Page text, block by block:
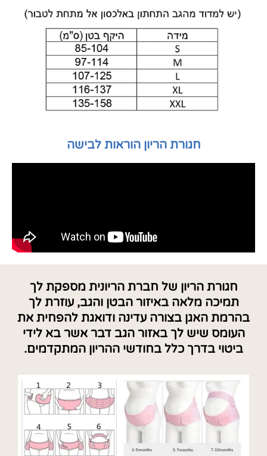
חגורת הריון הוראות לבישה
חגורת הריון של חברת הריונית מספקת לך
תמיכה מלאה באיזור הבטן והגב, עוזרת לך
בהרמת האגן בצורה עדינה ודואגת להפחית את
העומס שיש לך באזור הגב דבר אשר בא לידי
ביטוי בדרך כלל בחודשי ההריון המתקדמים.